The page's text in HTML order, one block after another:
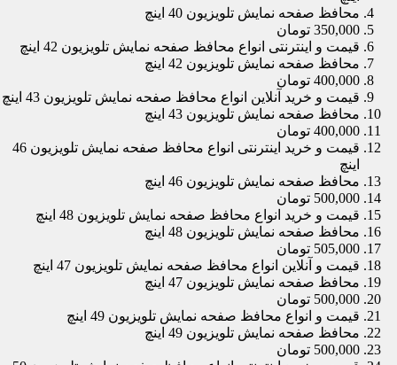
محافظ صفحه نمایش تلویزیون 40 اینچ
350,000 تومان
قیمت و اینترنتی انواع محافظ صفحه نمایش تلویزیون 42 اینچ
محافظ صفحه نمایش تلویزیون 42 اینچ
400,000 تومان
قیمت و خرید آنلاین انواع محافظ صفحه نمایش تلویزیون 43 اینچ
محافظ صفحه نمایش تلویزیون 43 اینچ
400,000 تومان
قیمت و خرید اینترنتی انواع محافظ صفحه نمایش تلویزیون 46
اینچ
محافظ صفحه نمایش تلویزیون 46 اینچ
500,000 تومان
قیمت و خرید انواع محافظ صفحه نمایش تلویزیون 48 اینچ
محافظ صفحه نمایش تلویزیون 48 اینچ
505,000 تومان
قیمت و آنلاین انواع محافظ صفحه نمایش تلویزیون 47 اینچ
محافظ صفحه نمایش تلویزیون 47 اینچ
500,000 تومان
قیمت و انواع محافظ صفحه نمایش تلویزیون 49 اینچ
محافظ صفحه نمایش تلویزیون 49 اینچ
500,000 تومان